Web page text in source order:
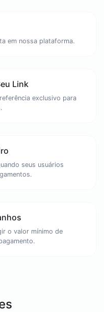
em nossa plataforma.
Link
exclusivo para
seus usuários
o valor mínimo de